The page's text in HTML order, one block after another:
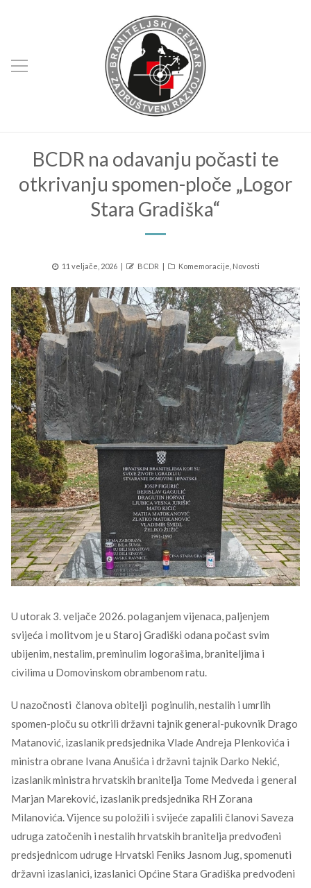
BCDR na odavanju počasti te
otkrivanju spomen-ploče „Logor
Stara Gradiška“
Posted
11 veljače, 2026 Author
BCDR Kategorije
Komemoracije Novosti
U utorak 3. veljače 2026. polaganjem vijenaca, paljenjem
svijeća i molitvom je u Staroj Gradiški odana počast svim
ubijenim, nestalim, preminulim logorašima, braniteljima i
civilima u Domovinskom obrambenom ratu.
U nazočnosti članova obitelji poginulih, nestalih i umrlih
spomen-ploču su otkrili državni tajnik general-pukovnik Drago
Matanović, izaslanik predsjednika Vlade Andreja Plenkovića i
ministra obrane Ivana Anušića i državni tajnik Darko Nekić,
izaslanik ministra hrvatskih branitelja Tome Medveda i general
Marjan Mareković, izaslanik predsjednika RH Zorana
Milanovića. Vijence su položili i svijeće zapalili članovi Saveza
udruga zatočenih i nestalih hrvatskih branitelja predvođeni
predsjednicom udruge Hrvatski Feniks Jasnom Jug, spomenuti
državni izaslanici, izaslanici Općine Stara Gradiška predvođeni